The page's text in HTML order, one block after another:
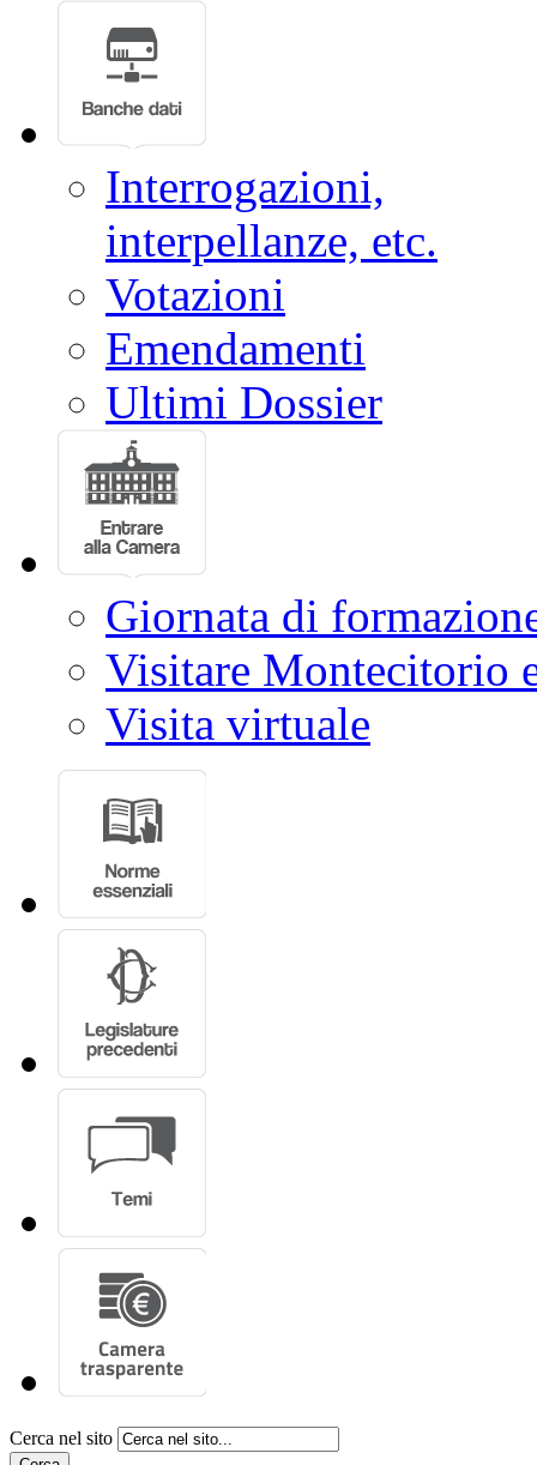
Interrogazioni,
interpellanze, etc.
Votazioni
Emendamenti
Ultimi Dossier
Giornata di
Visitare Montecitorio
Visita virtuale
Cerca nel sito